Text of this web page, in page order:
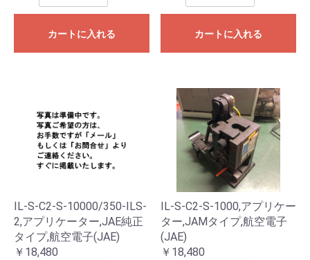
カートに入れる カートに入れる
IL-S-C2-S-10000/350-ILS-
2,アプリケーター,JAE純正
タイプ,航空電子(JAE)
￥18,480
IL-S-C2-S-1000,アプリケー
ター,JAMタイプ,航空電子
(JAE)
￥18,480